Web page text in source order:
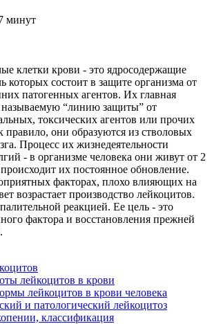
минут
клетки крови - это ядросодержащие
которых состоит в защите организма от
патогенных агентов. Их главная
называемую “линию защиты” от
токсических агентов или прочих
правило, они образуются из стволовых
Процесс их жизнедеятельности
- в организме человека они живут от 2
их постоянное обновление.
факторах, плохо влияющих на
возрастает производство лейкоцитов.
реакцией. Ее цель - это
фактора и восстановления прежней
лейкоцитов в крови
лейкоцитов в крови человека
и патологический лейкоцитоз
классификация